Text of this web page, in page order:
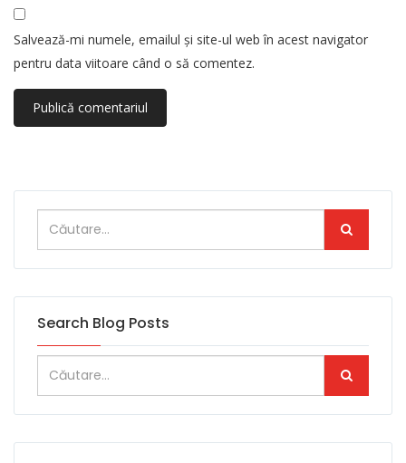
Salvează-mi numele, emailul și site-ul web în acest navigator
pentru data viitoare când o să comentez.
Search Blog Posts